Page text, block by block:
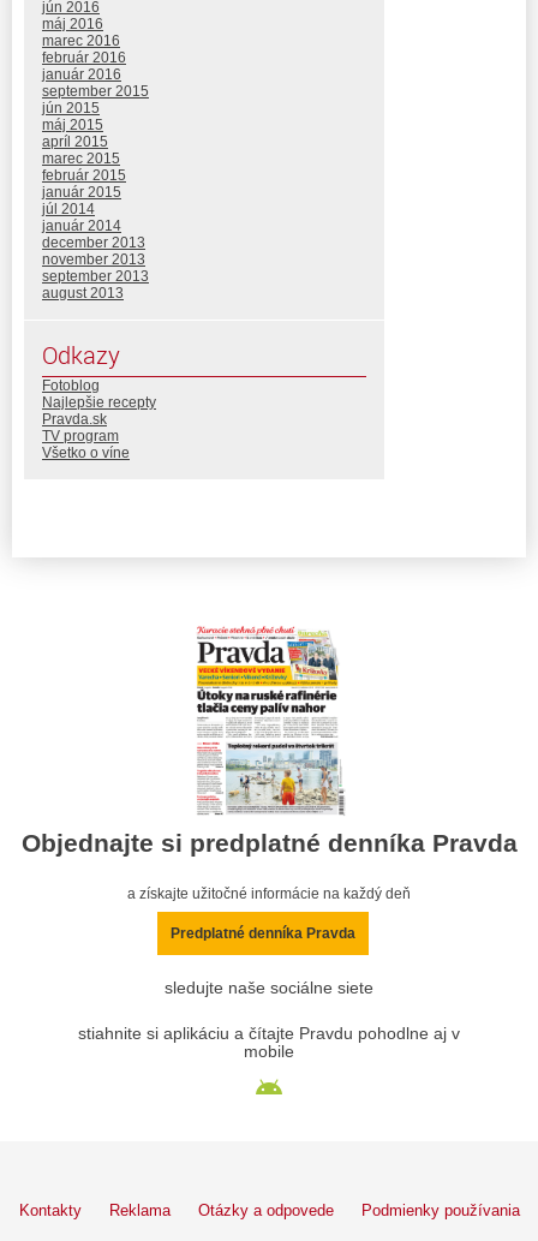
jún 2016
máj 2016
marec 2016
február 2016
január 2016
september 2015
jún 2015
máj 2015
apríl 2015
marec 2015
február 2015
január 2015
júl 2014
január 2014
december 2013
november 2013
september 2013
august 2013
Odkazy
Fotoblog
Najlepšie recepty
Pravda.sk
TV program
Všetko o víne
Objednajte si predplatné denníka Pravda
a získajte užitočné informácie na každý deň
Predplatné denníka Pravda
sledujte naše sociálne siete
stiahnite si aplikáciu a čítajte Pravdu pohodlne aj v
mobile
Kontakty Reklama Otázky a odpovede Podmienky používania